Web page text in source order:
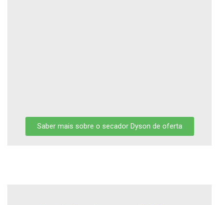
Saber mais sobre o secador Dyson de oferta